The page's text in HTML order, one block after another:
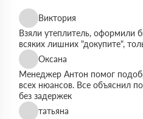
Виктория
Взяли утеплитель, оформили
всяких лишних "докупите",
Оксана
Менеджер Антон помог
всех нюансов. Все объяснил
без задержек
татьяна